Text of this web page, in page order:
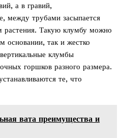
а в гравий,
между трубами засыпается
растения. Такую клумбу можно
основании, так и жестко
клумбы
горшков разного размера.
те, что
вата преимущества и